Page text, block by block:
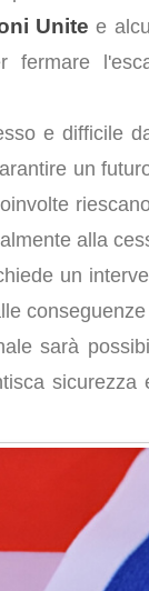
Unite e
e difficile
un
alla
un
sarà